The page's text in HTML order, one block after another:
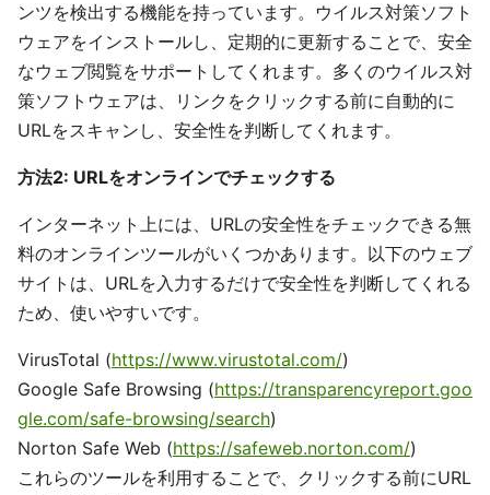
ンツを検出する機能を持っています。ウイルス対策ソフト
ウェアをインストールし、定期的に更新することで、安全
なウェブ閲覧をサポートしてくれます。多くのウイルス対
策ソフトウェアは、リンクをクリックする前に自動的に
URLをスキャンし、安全性を判断してくれます。
方法2: URLをオンラインでチェックする
インターネット上には、URLの安全性をチェックできる無
料のオンラインツールがいくつかあります。以下のウェブ
サイトは、URLを入力するだけで安全性を判断してくれる
ため、使いやすいです。
VirusTotal (https://www.virustotal.com/)
Google Safe Browsing (https://transparencyreport.goo
gle.com/safe-browsing/search)
Norton Safe Web (https://safeweb.norton.com/)
これらのツールを利用することで、クリックする前にURL